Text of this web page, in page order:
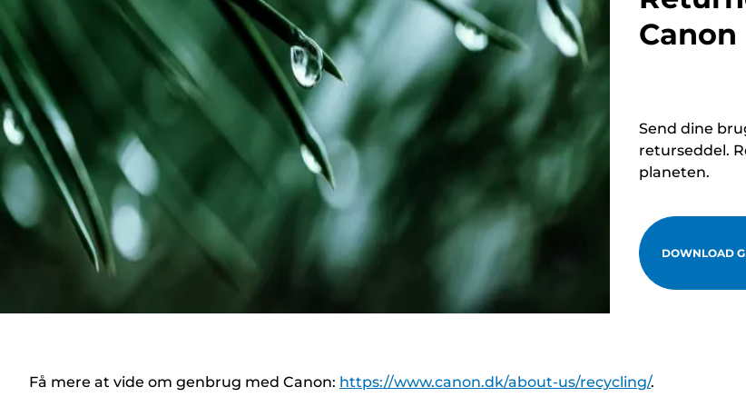
Canon
Send dine
returseddel.
planeten.
DOWNLOAD
Få mere at vide om genbrug med Canon: https://www.canon.dk/about-us/recycling/.